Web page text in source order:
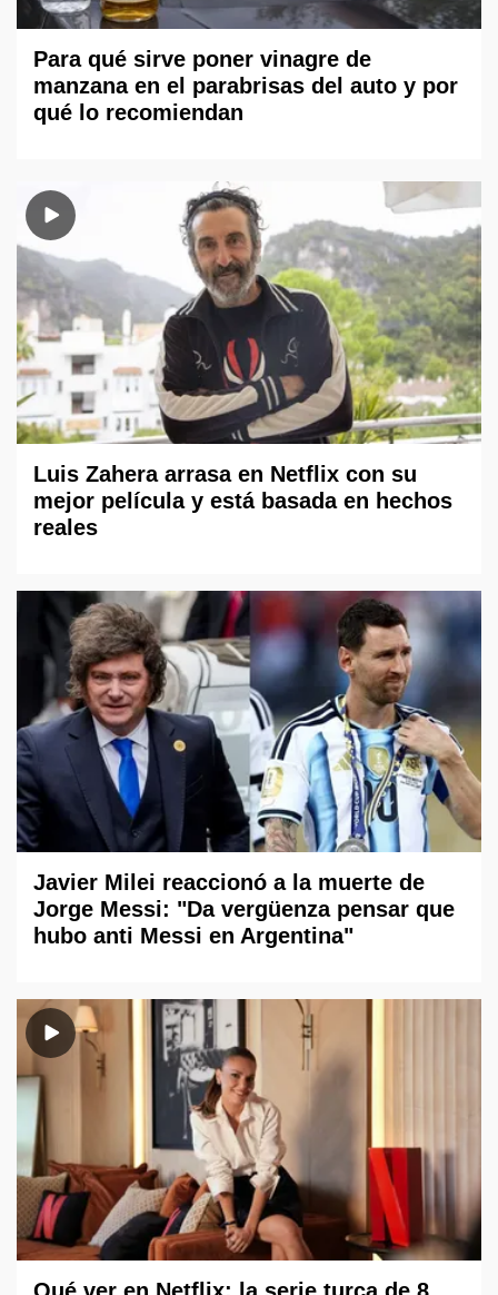
Para qué sirve poner vinagre de
manzana en el parabrisas del auto y por
qué lo recomiendan
Luis Zahera arrasa en Netflix con su
mejor película y está basada en hechos
reales
Javier Milei reaccionó a la muerte de
Jorge Messi: "Da vergüenza pensar que
hubo anti Messi en Argentina"